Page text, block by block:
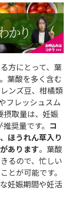
方にとって、葉
葉酸を多く含む
ンズ豆、柑橘類
フレッシュスム
摂取量は、妊娠
奨量です。 コ
ほうれん草入り
あります。葉酸
るので、忙しい
とが可能です。
妊娠期間や妊活